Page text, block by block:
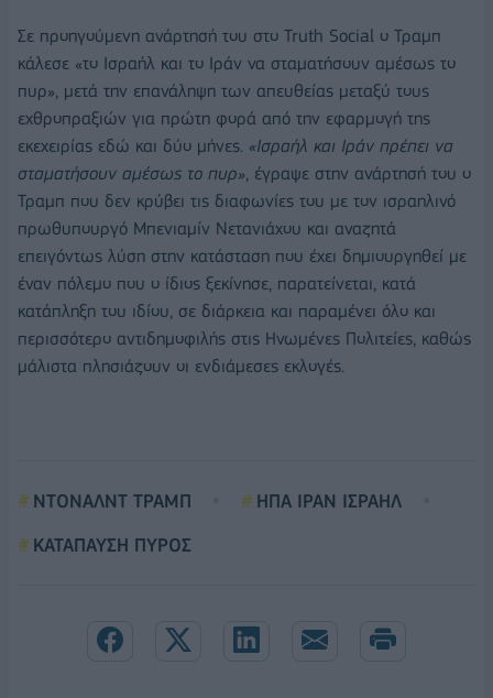
Σε προηγούμενη ανάρτησή του στο Truth Social ο Τραμπ
κάλεσε «το Ισραήλ και το Ιράν να σταματήσουν αμέσως το
πυρ», μετά την επανάληψη των απευθείας μεταξύ τους
εχθροπραξιών για πρώτη φορά από την εφαρμογή της
εκεχειρίας εδώ και δύο μήνες. «Ισραήλ και Ιράν πρέπει να
σταματήσουν αμέσως το πυρ» , έγραψε στην ανάρτησή του ο
Τραμπ που δεν κρύβει τις διαφωνίες του με τον ισραηλινό
πρωθυπουργό Μπενιαμίν Νετανιάχου και αναζητά
επειγόντως λύση στην κατάσταση που έχει δημιουργηθεί με
έναν πόλεμο που ο ίδιος ξεκίνησε, παρατείνεται, κατά
κατάπληξη του ιδίου, σε διάρκεια και παραμένει όλο και
περισσότερο αντιδημοφιλής στις Ηνωμένες Πολιτείες, καθώς
μάλιστα πλησιάζουν οι ενδιάμεσες εκλογές.
ΝΤΟΝΑΛΝΤ ΤΡΑΜΠ
ΗΠΑ ΙΡΑΝ ΙΣΡΑΗΛ
ΚΑΤΑΠΑΥΣΗ ΠΥΡΟΣ